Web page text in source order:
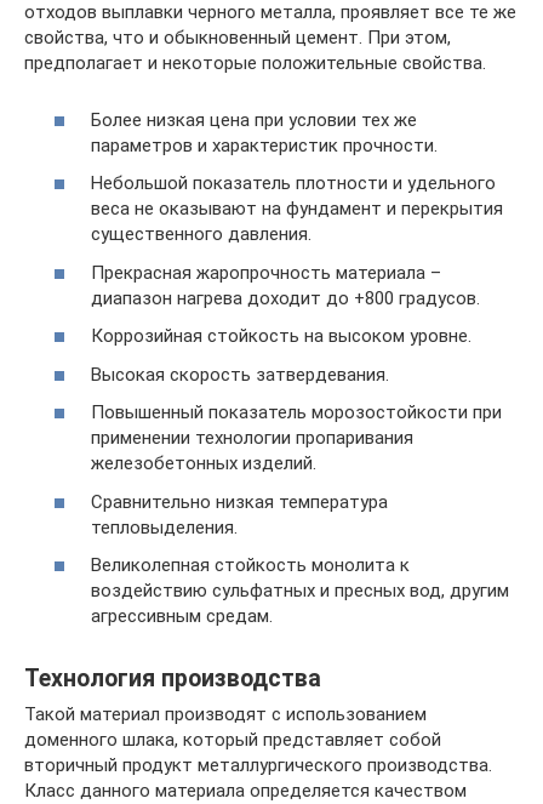
отходов выплавки черного металла, проявляет все те же
свойства, что и обыкновенный цемент. При этом,
предполагает и некоторые положительные свойства.
Более низкая цена при условии тех же
параметров и характеристик прочности.
Небольшой показатель плотности и удельного
веса не оказывают на фундамент и перекрытия
существенного давления.
Прекрасная жаропрочность материала –
диапазон нагрева доходит до +800 градусов.
Коррозийная стойкость на высоком уровне.
Высокая скорость затвердевания.
Повышенный показатель морозостойкости при
применении технологии пропаривания
железобетонных изделий.
Сравнительно низкая температура
тепловыделения.
Великолепная стойкость монолита к
воздействию сульфатных и пресных вод, другим
агрессивным средам.
Технология производства
Такой материал производят с использованием
доменного шлака, который представляет собой
вторичный продукт металлургического производства.
Класс данного материала определяется качеством